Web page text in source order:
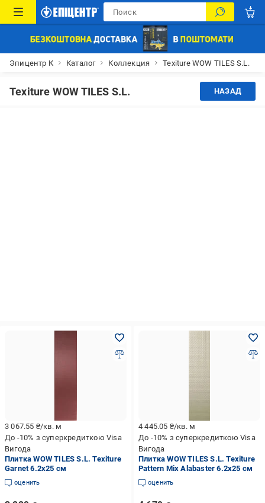
Эпицентр К Каталог Коллекция Texiture WOW TILES S.L.
Texiture WOW TILES S.L. НАЗАД
3 067.55 ₴/кв. м
До -10% з суперкредиткою Visa
Вигода
Плитка WOW TILES S.L. Texiture
Garnet 6.2x25 см
оценить
4 445.05 ₴/кв. м
До -10% з суперкредиткою Visa
Вигода
Плитка WOW TILES S.L. Texiture
Pattern Mix Alabaster 6.2x25 см
оценить